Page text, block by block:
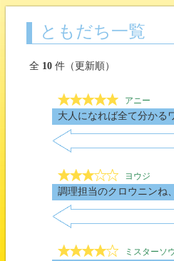
ともだち一覧
全 10 件（更新順）
アニー
大人になれば全て分かる
ヨウジ
調理担当のクロウニンね
ミスターソ